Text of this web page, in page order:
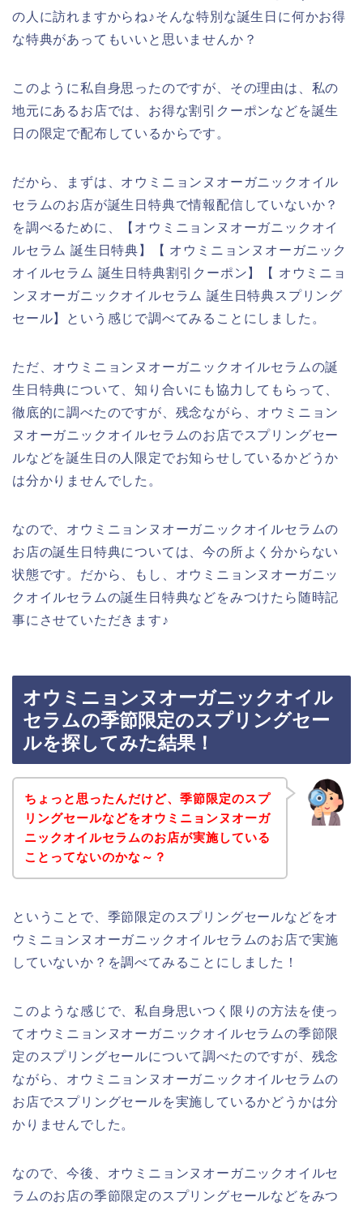
の人に訪れますからね♪そんな特別な誕生日に何かお得
な特典があってもいいと思いませんか？
このように私自身思ったのですが、その理由は、私の
地元にあるお店では、お得な割引クーポンなどを誕生
日の限定で配布しているからです。
だから、まずは、オウミニョンヌオーガニックオイル
セラムのお店が誕生日特典で情報配信していないか？
を調べるために、【オウミニョンヌオーガニックオイ
ルセラム 誕生日特典】【 オウミニョンヌオーガニック
オイルセラム 誕生日特典割引クーポン】【 オウミニョ
ンヌオーガニックオイルセラム 誕生日特典スプリング
セール】という感じで調べてみることにしました。
ただ、オウミニョンヌオーガニックオイルセラムの誕
生日特典について、知り合いにも協力してもらって、
徹底的に調べたのですが、残念ながら、オウミニョン
ヌオーガニックオイルセラムのお店でスプリングセー
ルなどを誕生日の人限定でお知らせしているかどうか
は分かりませんでした。
なので、オウミニョンヌオーガニックオイルセラムの
お店の誕生日特典については、今の所よく分からない
状態です。だから、もし、オウミニョンヌオーガニッ
クオイルセラムの誕生日特典などをみつけたら随時記
事にさせていただきます♪
オウミニョンヌオーガニックオイル
セラムの季節限定のスプリングセー
ルを探してみた結果！
ちょっと思ったんだけど、季節限定のスプ
リングセールなどをオウミニョンヌオーガ
ニックオイルセラムのお店が実施している
ことってないのかな～？
ということで、季節限定のスプリングセールなどをオ
ウミニョンヌオーガニックオイルセラムのお店で実施
していないか？を調べてみることにしました！
このような感じで、私自身思いつく限りの方法を使っ
てオウミニョンヌオーガニックオイルセラムの季節限
定のスプリングセールについて調べたのですが、残念
ながら、オウミニョンヌオーガニックオイルセラムの
お店でスプリングセールを実施しているかどうかは分
かりませんでした。
なので、今後、オウミニョンヌオーガニックオイルセ
ラムのお店の季節限定のスプリングセールなどをみつ